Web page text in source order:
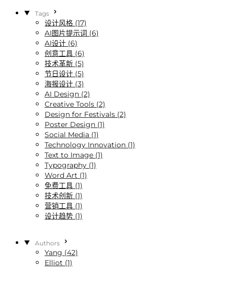
Tags
设计风格 (17)
AI图片提示词 (6)
AI设计 (6)
创意工具 (6)
技术革新 (5)
节日设计 (5)
海报设计 (3)
AI Design (2)
Creative Tools (2)
Design for Festivals (2)
Poster Design (1)
Social Media (1)
Technology Innovation (1)
Text to Image (1)
Typography (1)
Word Art (1)
免费工具 (1)
技术创新 (1)
营销工具 (1)
设计趋势 (1)
Authors
Yang (42)
Elliot (1)